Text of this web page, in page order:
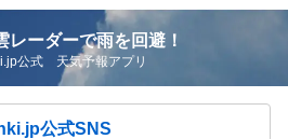
レーダーで雨を回避！
公式 天気予報アプリ
公式SNS